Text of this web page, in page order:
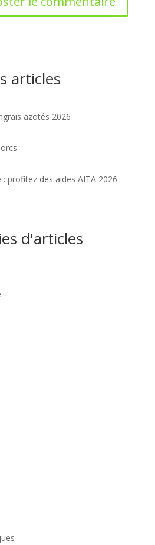
articles
azotés 2026
profitez des aides AITA 2026
d'articles